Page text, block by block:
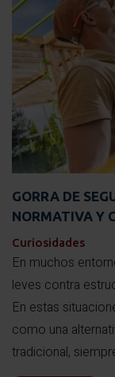
GORRA DE
NORMATIVA Y
Curiosidades
En muchos
leves contra
En estas
como una
tradicional,